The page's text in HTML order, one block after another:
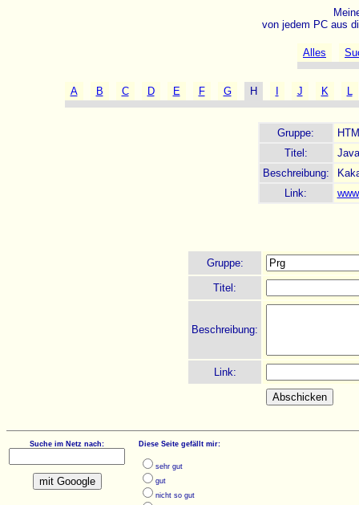
von jedem PC aus
Alles
A B C D E F G H J K L
Gruppe:
Titel:
Beschreibung:
Link:
Gruppe:
Titel:
Beschreibung:
Link:
Suche im Netz nach: Diese Seite gefällt mir:
sehr gut
gut
nicht so gut